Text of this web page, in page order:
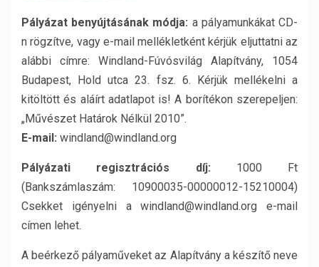
Pályázat benyújtásának módja: a pályamunkákat CD-
n rögzítve, vagy e-mail mellékletként kérjük eljuttatni az
alábbi címre: Windland-Fúvósvilág Alapítvány, 1054
Budapest, Hold utca 23. fsz. 6. Kérjük mellékelni a
kitöltött és aláírt adatlapot is! A borítékon szerepeljen:
„Művészet Határok Nélkül 2010”.
E-mail: windland@windland.org
Pályázati regisztrációs díj: 1000 Ft
(Bankszámlaszám: 10900035-00000012-15210004)
Csekket igényelni a windland@windland.org e-mail
címen lehet.
A beérkező pályaműveket az Alapítvány a készítő neve